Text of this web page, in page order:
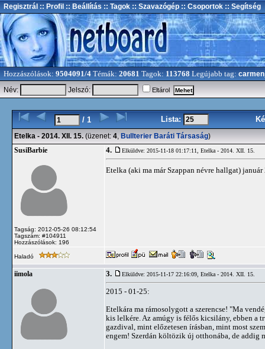
Regisztrál :: Profil :: Beállítás :: Tagok :: Szavazógép :: Csoportok :: Segítség
Hozzászólások: 9504091/4 Témák: 20681 Tagok: 113768 Legújabb tag:
Név:
Jelszó: Eltárol
/ 1 Lista:
Etelka - 2014. XII. 15. (üzenet: 4, Bullterier Baráti Társaság)
SusiBarbie
Tagság: 2012-05-26 08:12:54
Tagszám: #104911
Hozzászólások: 196
4. Elküldve: 2015-11-18 01:17:11, Etelka - 2014. XII. 15.
Etelka (aki ma már Szappan névre hallgat)
Haladó
iimola 3. Elküldve: 2015-11-17 22:16:09, Etelka - 2014. XII. 15.
2015 - 01-25:
Etelkára ma rámosolygott a szerencse! "Ma
kis lelkére. Az amúgy is félős kicsilány, ebben a
gazdival, mint előzetesen írásban, mint most
engem! Szerdán költözik új otthonába, de addig